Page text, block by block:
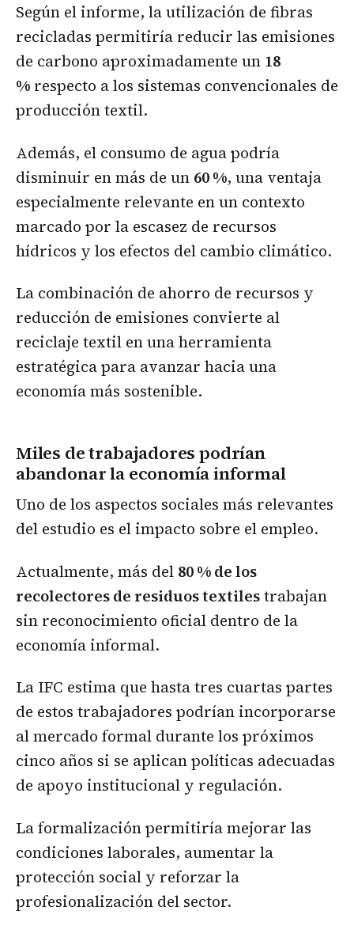
Según el informe, la utilización de fibras
recicladas permitiría reducir las emisiones
de carbono aproximadamente un 18
% respecto a los sistemas convencionales de
producción textil.
Además, el consumo de agua podría
disminuir en más de un 60 %, una ventaja
especialmente relevante en un contexto
marcado por la escasez de recursos
hídricos y los efectos del cambio climático.
La combinación de ahorro de recursos y
reducción de emisiones convierte al
reciclaje textil en una herramienta
estratégica para avanzar hacia una
economía más sostenible.
Miles de trabajadores podrían
abandonar la economía informal
Uno de los aspectos sociales más relevantes
del estudio es el impacto sobre el empleo.
Actualmente, más del 80 % de los
recolectores de residuos textilestrabajan
sin reconocimiento oficial dentro de la
economía informal.
La IFC estima que hasta tres cuartas partes
de estos trabajadores podrían incorporarse
al mercado formal durante los próximos
cinco años si se aplican políticas adecuadas
de apoyo institucional y regulación.
La formalización permitiría mejorar las
condiciones laborales, aumentar la
protección social y reforzar la
profesionalización del sector.